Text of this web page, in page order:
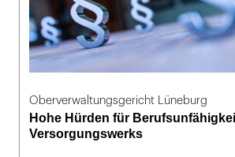
Oberverwaltungsgericht Lüneburg
Hohe Hürden für
Versorgungswerks